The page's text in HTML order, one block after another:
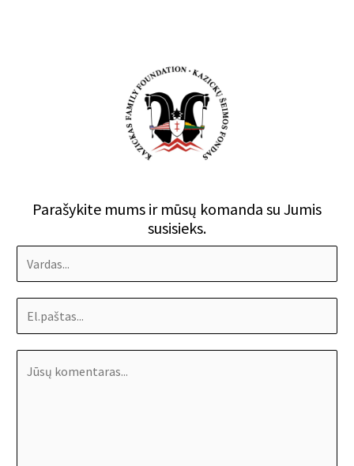
Parašykite mums ir mūsų komanda su Jumis
susisieks.
N
a
m
m